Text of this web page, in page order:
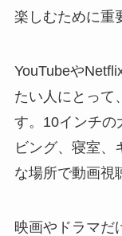
楽しむために重
YouTubeや
たい人にとって
す。10インチの
ビング、寝室、
な場所で動画視
映画やドラマだ